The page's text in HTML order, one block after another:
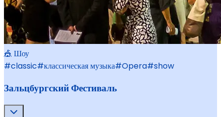
🎪 Шоу
#classic#классическая музыка#Opera#show
Зальцбургский Фестиваль